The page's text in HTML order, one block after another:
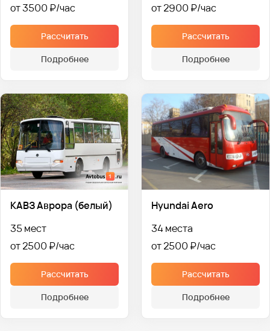
от 3500 ₽
Рассчитать
Подробнее
от 2900 ₽
Рассчитать
Подробнее
КАВЗ Аврора (белый)
35 мест
от 2500 ₽
Рассчитать
Подробнее
Hyundai Aero
34 места
от 2500 ₽
Рассчитать
Подробнее